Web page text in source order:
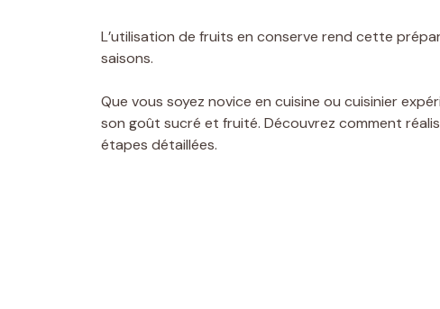
L’utilisation de fruits en conserve rend cette
saisons.
Que vous soyez novice en cuisine ou cuisinier
son goût sucré et fruité. Découvrez comment
étapes détaillées.